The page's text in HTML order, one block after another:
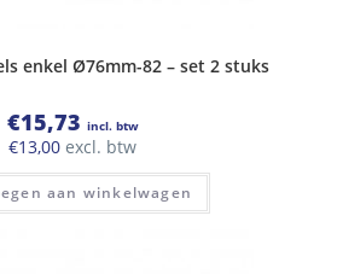
enkel Ø76mm-82 – set 2 stuks
€15,73 incl. btw
€13,00 excl. btw
aan winkelwagen